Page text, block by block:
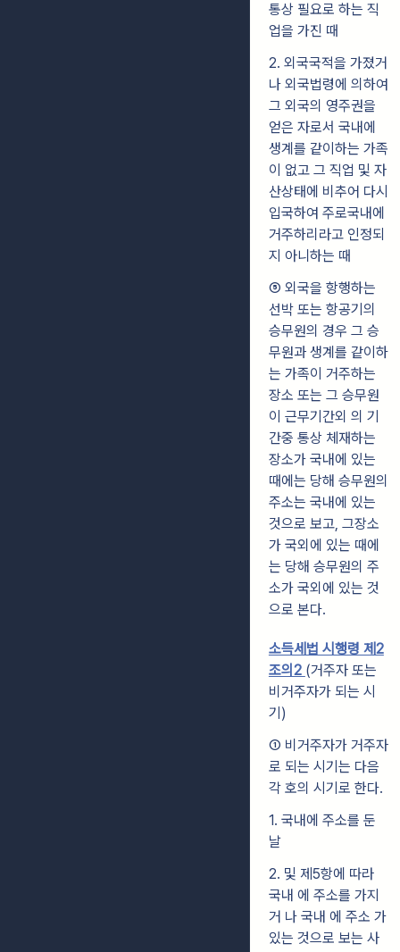
통상 필요로 하는 직
업을 가진 때
2. 외국국적을 가졌거
나 외국법령에 의하여
그 외국의 영주권을
얻은 자로서 국내에
생계를 같이하는 가족
이 없고 그 직업 및 자
산상태에 비추어 다시
입국하여 주로국내에
거주하리라고 인정되
지 아니하는 때
⑤ 외국을 항행하는
선박 또는 항공기의
승무원의 경우 그 승
무원과 생계를 같이하
는 가족이 거주하는
장소 또는 그 승무원
이 근무기간외 의 기
간중 통상 체재하는
장소가 국내에 있는
때에는 당해 승무원의
주소는 국내에 있는
것으로 보고, 그장소
가 국외에 있는 때에
는 당해 승무원의 주
소가 국외에 있는 것
으로 본다.
소득세법 시행령 제2
조의2 (거주자 또는
비거주자가 되는 시
기)
① 비거주자가 거주자
로 되는 시기는 다음
각 호의 시기로 한다.
1. 국내에 주소를 둔
날
2. 및 제5항에 따라
국내 에 주소를 가지
거 나 국내 에 주소 가
있는 것으로 보는 사